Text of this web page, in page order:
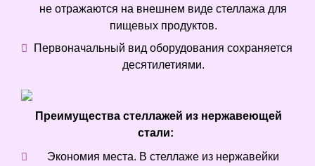
не отражаются на внешнем виде стеллажа для
пищевых продуктов.
Первоначальный вид оборудования сохраняется
десятилетиями.
Преимущества стеллажей из нержавеющей
стали:
Экономия места. В стеллаже из нержавейки